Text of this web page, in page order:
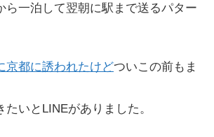
ら一泊して翌朝に駅まで送るパター
京都に誘われたけどついこの前もま
たいとLINEがありました。